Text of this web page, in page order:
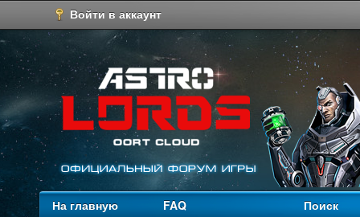
Войти в аккаунт
На главную FAQ Поиск